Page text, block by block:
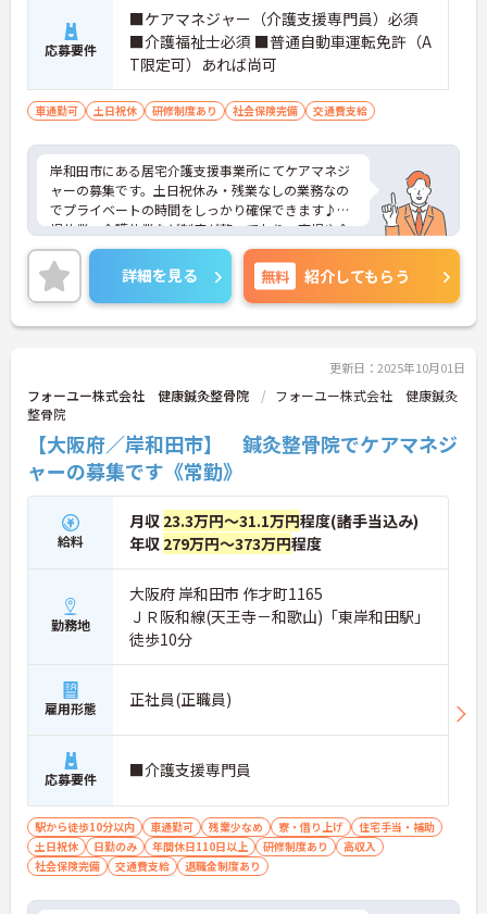
応募要件
■ケアマネジャー（介護支援専門員）必須
■介護福祉士必須 ■普通自動車運転免許（A
T限定可）あれば尚可
車通勤可 土日祝休 研修制度あり 社会保険完備 交通費支給
岸和田市にある居宅介護支援事業所にてケアマネジ
ャーの募集です。土日祝休み・残業なしの業務なの
でプライベートの時間をしっかり確保できます♪育
児休業・介護休業など制度が整っており、育児や介
護をしながらでも働きやすい職場です◎ご興味ある
方は面接ポイントをお伝えしますので、お気軽にご
連絡ください。
詳細を見る 無料 紹介してもらう
更新日：2025年10月01日
フォーユー株式会社 健康鍼灸整骨院
フォーユー株式会社 健康鍼灸
整骨院
【大阪府／岸和田市】 鍼灸整骨院でケアマネジ
ャーの募集です《常勤》
給料
月収 23.3万円～31.1万円程度(諸手当込み)
年収 279万円～373万円程度
勤務地
大阪府 岸和田市 作才町1165
ＪＲ阪和線(天王寺－和歌山)「東岸和田駅」
徒歩10分
雇用形態 正社員(正職員)
応募要件 ■介護支援専門員
駅から徒歩10分以内 車通勤可 残業少なめ 寮・借り上げ
住宅手当・補助
土日祝休
日勤のみ 年間休日110日以上 研修制度あり
高収入
社会保険完備
交通費支給 退職金制度あり